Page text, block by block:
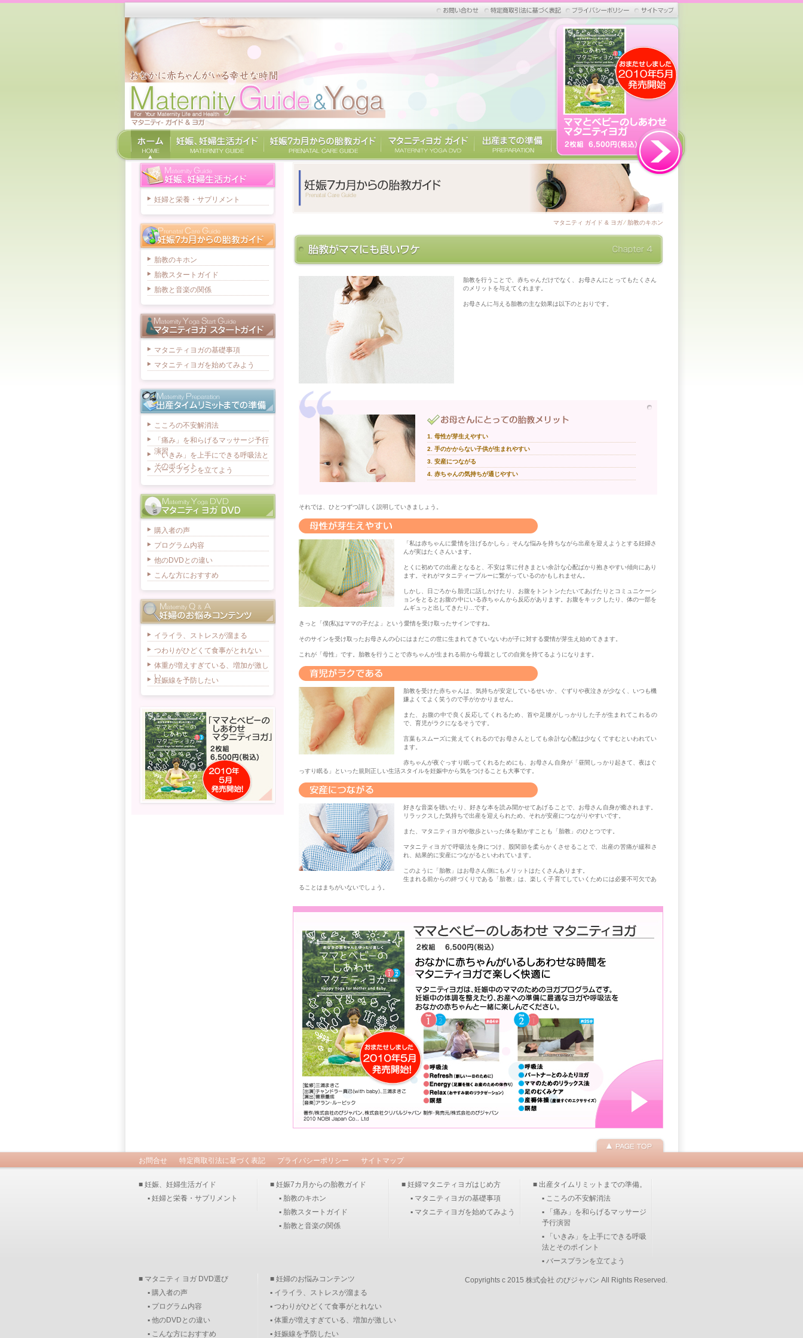
マタニティ ガイド & ヨガ⁄ 胎教のキホン
胎教を行うことで、赤ちゃんだけでなく、お母さんにとってもたくさん
のメリットを与えてくれます。
お母さんに与える胎教の主な効果は以下のとおりです。
1. 母性が芽生えやすい
2. 手のかからない子供が生まれやすい
3. 安産につながる
4. 赤ちゃんの気持ちが通じやすい
それでは、ひとつずつ詳しく説明していきましょう。
「私は赤ちゃんに愛情を注げるかしら」そんな悩みを持ちながら出産を迎えようとする妊婦さ
んが実はたくさんいます。
とくに初めての出産となると、不安は常に付きまとい余計な心配ばかり抱きやすい傾向にあり
ます。それがマタニティーブルーに繋がっているのかもしれません。
しかし、日ごろから胎児に話しかけたり、お腹をトントンたたいてあげたりとコミュニケーシ
ョンをとるとお腹の中にいる赤ちゃんから反応があります。お腹をキックしたり、体の一部を
ムギュっと出してきたり...です。
きっと「僕(私)はママの子だよ」という愛情を受け取ったサインですね。
そのサインを受け取ったお母さんの心にはまだこの世に生まれてきていないわが子に対する愛情が芽生え始めてきます。
これが「母性」です。胎教を行うことで赤ちゃんが生まれる前から母親としての自覚を持てるようになります。
胎教を受けた赤ちゃんは、気持ちが安定しているせいか、ぐずりや夜泣きが少なく、いつも機
嫌よくてよく笑うので手がかかりません。
また、お腹の中で良く反応してくれるため、首や足腰がしっかりした子が生まれてこれるの
で、育児がラクになるそうです。
言葉もスムーズに覚えてくれるのでお母さんとしても余計な心配は少なくてすむといわれてい
ます。
赤ちゃんが夜ぐっすり眠ってくれるためにも、お母さん自身が「昼間しっかり起きて、夜はぐ
っすり眠る」といった規則正しい生活スタイルを妊娠中から気をつけることも大事です。
好きな音楽を聴いたり、好きな本を読み聞かせてあげることで、お母さん自身が癒されます。
リラックスした気持ちで出産を迎えられため、それが安産につながりやすいです。
また、マタニティヨガや散歩といった体を動かすことも「胎教」のひとつです。
マタニティヨガで呼吸法を身につけ、股関節を柔らかくさせることで、出産の苦痛が緩和さ
れ、結果的に安産につながるといわれています。
このように「胎教」はお母さん側にもメリットはたくさんあります。
生まれる前からの絆づくりである「胎教」は、楽しく子育てしていくためには必要不可欠であ
ることはまちがいないでしょう。
妊婦と栄養・サプリメント
胎教のキホン
胎教スタートガイド
胎教と音楽の関係
マタニティヨガの基礎事項
マタニティヨガを始めてみよう
こころの不安解消法
「痛み」を和らげるマッサージ予行
演習
「いきみ」を上手にできる呼吸法と
そのポイント
バースプランを立てよう
購入者の声
プログラム内容
他のDVDとの違い
こんな方におすすめ
イライラ、ストレスが溜まる
つわりがひどくて食事がとれない
体重が増えすぎている、増加が激し
い
妊娠線を予防したい
お問合せ 特定商取引法に基づく表記 プライバシーポリシー サイトマップ
■ 妊娠、妊婦生活ガイド
▪ 妊婦と栄養・サプリメント
■ 妊娠7カ月からの胎教ガイド
▪ 胎教のキホン
▪ 胎教スタートガイド
▪ 胎教と音楽の関係
■ 妊婦マタニティヨガはじめ方
▪ マタニティヨガの基礎事項
▪ マタニティヨガを始めてみよう
■ 出産タイムリミットまでの準備。
▪ こころの不安解消法
▪ 「痛み」を和らげるマッサージ
予行演習
▪ 「いきみ」を上手にできる呼吸
法とそのポイント
▪ バースプランを立てよう
■ マタニティ ヨガ DVD選び
▪ 購入者の声
▪ プログラム内容
▪ 他のDVDとの違い
▪ こんな方におすすめ
■ 妊婦のお悩みコンテンツ
▪ イライラ、ストレスが溜まる
▪ つわりがひどくて食事がとれない
▪ 体重が増えすぎている、増加が激しい
▪ 妊娠線を予防したい
Copyrights c 2015 株式会社 のびジャパン All Rights Reserved.